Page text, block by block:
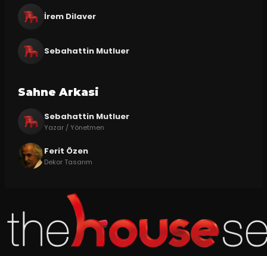
İrem Dilaver
Sebahattin Mutluer
Sahne Arkasi
Sebahattin Mutluer
Yazar / Yönetmen
Ferit Özen
Dekor Tasarım